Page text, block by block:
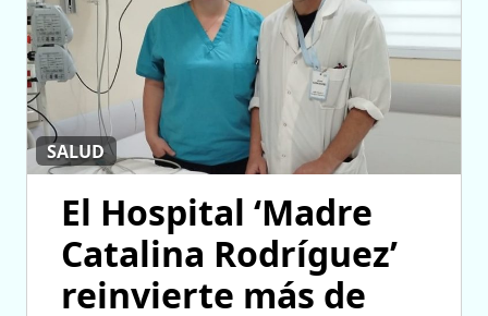
SALUD
El Hospital ‘Madre
Catalina Rodríguez’
reinvierte más de